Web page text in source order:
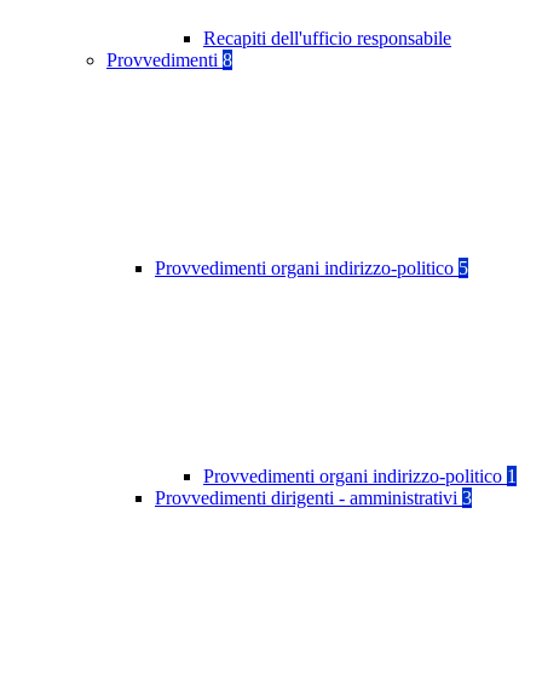
Recapiti dell'ufficio responsabile
Provvedimenti 8
Provvedimenti organi indirizzo-politico 5
Provvedimenti organi indirizzo-politico 1
Provvedimenti dirigenti - amministrativi 3